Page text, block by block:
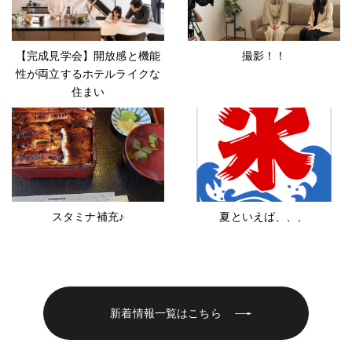
【完成見学会】開放感と機能
性が両立するホテルライクな
住まい
撮影！！
スタミナ補充♪ 夏といえば、、、
新着情報一覧はこちら